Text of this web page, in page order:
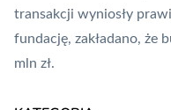
transakcji wyniosły
fundację, zakładano, że
mln zł.